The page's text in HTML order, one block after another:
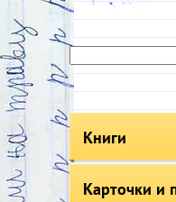
Книги
Карточки и